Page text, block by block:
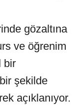
gözaltına
ve öğrenim
bir
şekilde
açıklanıyor.